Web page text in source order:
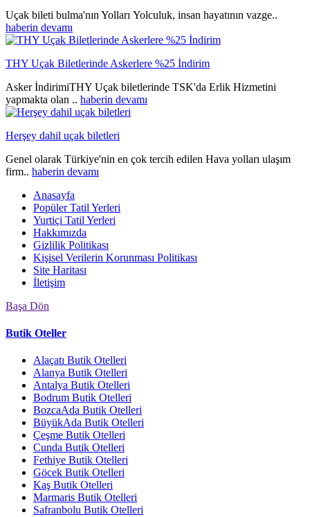
Uçak bileti bulma'nın Yolları Yolculuk, insan hayatının vazge..
haberin devamı
THY Uçak Biletlerinde Askerlere %25 İndirim
Asker İndirimiTHY Uçak biletlerinde TSK'da Erlik Hizmetini
yapmakta olan .. haberin devamı
Herşey dahil uçak biletleri
Genel olarak Türkiye'nin en çok tercih edilen Hava yolları ulaşım
firm.. haberin devamı
Anasayfa
Popüler Tatil Yerleri
Yurtiçi Tatil Yerleri
Hakkımızda
Gizlilik Politikası
Kişisel Verilerin Korunması Politikası
Site Haritası
İletişim
Başa Dön
Butik Oteller
Alaçatı Butik Otelleri
Alanya Butik Otelleri
Antalya Butik Otelleri
Bodrum Butik Otelleri
BozcaAda Butik Otelleri
BüyükAda Butik Otelleri
Çeşme Butik Otelleri
Cunda Butik Otelleri
Fethiye Butik Otelleri
Göcek Butik Otelleri
Kaş Butik Otelleri
Marmaris Butik Otelleri
Safranbolu Butik Otelleri